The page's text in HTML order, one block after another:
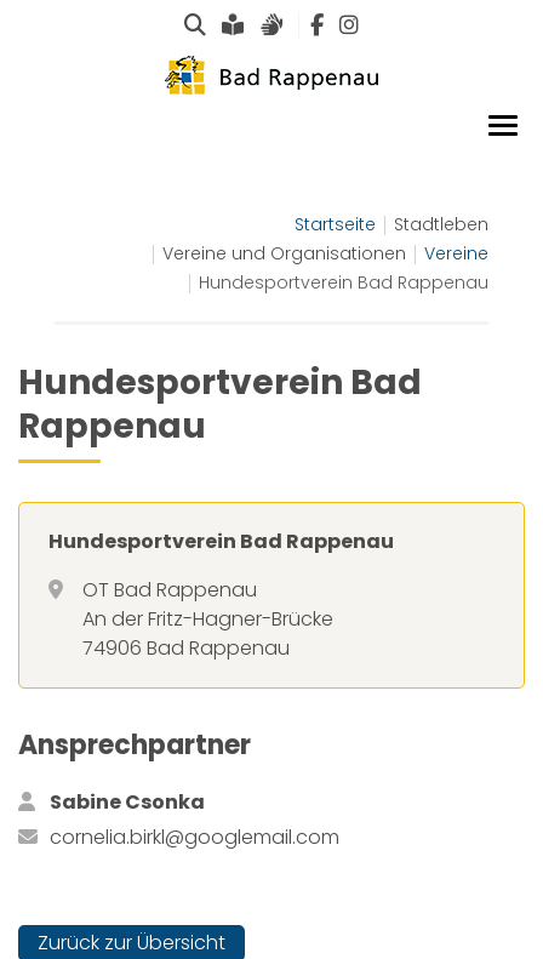
Suche
Leichte Sprache
Gebärdensprachen
Startseite
Stadtleben
Vereine und Organisationen
Vereine
Hundesportverein Bad Rappenau
Hundesportverein Bad
Rappenau
Hundesportverein Bad Rappenau
OT Bad Rappenau
An der Fritz-Hagner-Brücke
74906 Bad Rappenau
Ansprechpartner
Sabine Csonka
cornelia.birkl@googlemail.com
Zurück zur Übersicht